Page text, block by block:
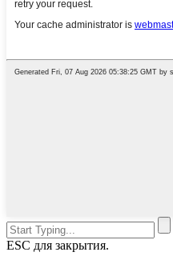
ESC для закрытия.